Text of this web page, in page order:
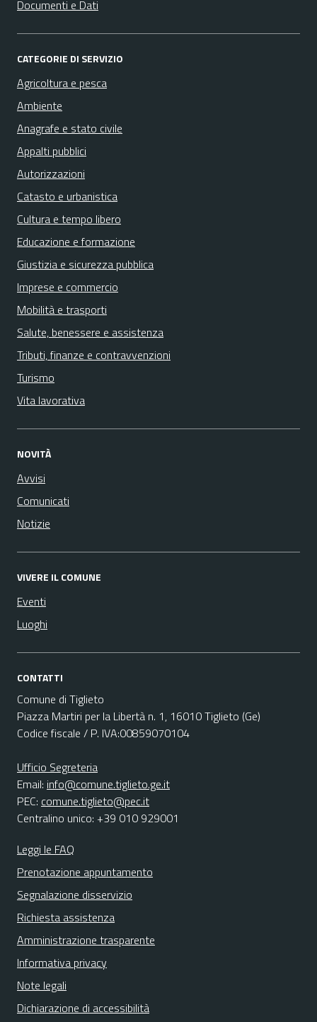
Documenti e Dati
CATEGORIE DI SERVIZIO
Agricoltura e pesca
Ambiente
Anagrafe e stato civile
Appalti pubblici
Autorizzazioni
Catasto e urbanistica
Cultura e tempo libero
Educazione e formazione
Giustizia e sicurezza pubblica
Imprese e commercio
Mobilità e trasporti
Salute, benessere e assistenza
Tributi, finanze e contravvenzioni
Turismo
Vita lavorativa
NOVITÀ
Avvisi
Comunicati
Notizie
VIVERE IL COMUNE
Eventi
Luoghi
CONTATTI
Comune di Tiglieto
Piazza Martiri per la Libertà n. 1, 16010 Tiglieto (Ge)
Codice fiscale / P. IVA:00859070104
Ufficio Segreteria
Email: info@comune.tiglieto.ge.it
PEC: comune.tiglieto@pec.it
Centralino unico: +39 010 929001
Leggi le FAQ
Prenotazione appuntamento
Segnalazione disservizio
Richiesta assistenza
Amministrazione trasparente
Informativa privacy
Note legali
Dichiarazione di accessibilità